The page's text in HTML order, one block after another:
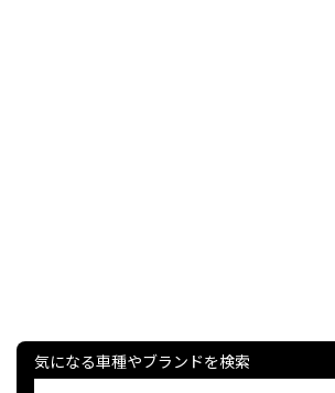
気になる車種やブランドを検索